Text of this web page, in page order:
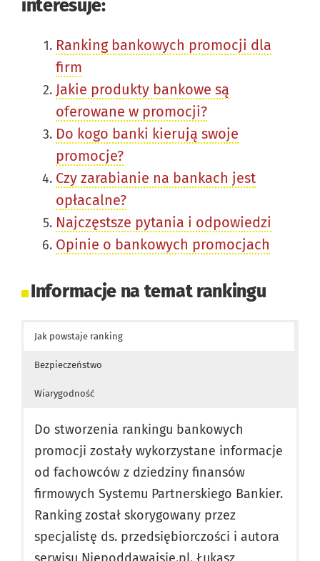
interesuje:
Ranking bankowych promocji dla
firm
Jakie produkty bankowe są
oferowane w promocji?
Do kogo banki kierują swoje
promocje?
Czy zarabianie na bankach jest
opłacalne?
Najczęstsze pytania i odpowiedzi
Opinie o bankowych promocjach
Informacje na temat rankingu
Jak powstaje ranking
Bezpieczeństwo
Wiarygodność
Do stworzenia rankingu bankowych
promocji zostały wykorzystane informacje
od fachowców z dziedziny finansów
firmowych Systemu Partnerskiego Bankier.
Ranking został skorygowany przez
specjalistę ds. przedsiębiorczości i autora